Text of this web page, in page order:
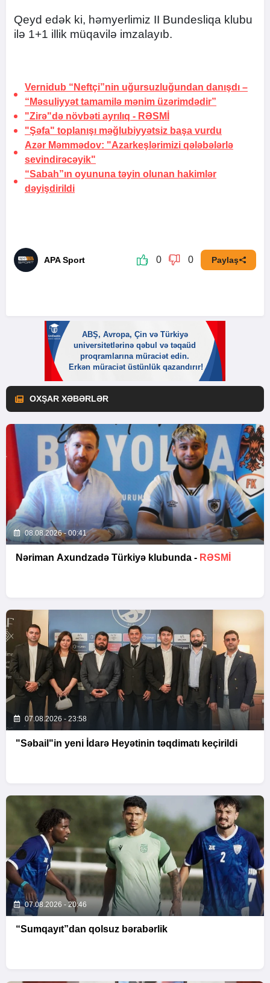
Qeyd edək ki, həmyerlimiz II Bundesliqa klubu
ilə 1+1 illik müqavilə imzalayıb.
Vernidub “Neftçi”nin uğursuzluğundan danışdı –
“Məsuliyyət tamamilə mənim üzərimdədir”
"Zirə"də növbəti ayrılıq - RƏSMİ
"Şəfa" toplanışı məğlubiyyətsiz başa vurdu
Azər Məmmədov: "Azarkeşlərimizi qələbələrlə
sevindirəcəyik"
“Sabah”ın oyununa təyin olunan hakimlər
dəyişdirildi
APA Sport 0 0 Paylaş
OXŞAR XƏBƏRLƏR
08.08.2026 - 00:41
Nəriman Axundzadə Türkiyə klubunda - RƏSMİ
07.08.2026 - 23:58
"Səbail"in yeni İdarə Heyətinin təqdimatı keçirildi
07.08.2026 - 20:46
“Sumqayıt”dan qolsuz bərabərlik